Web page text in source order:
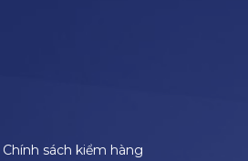
Chính sách kiểm hàng